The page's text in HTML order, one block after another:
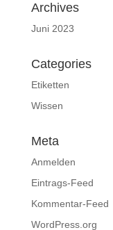
Archives
Juni 2023
Categories
Etiketten
Wissen
Meta
Anmelden
Eintrags-Feed
Kommentar-Feed
WordPress.org